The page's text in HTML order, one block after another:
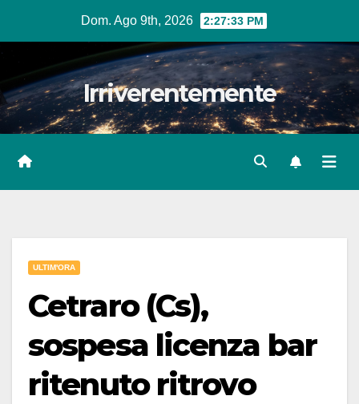
Dom. Ago 9th, 2026 2:27:35 PM
Irriverentemente
ULTIM'ORA
Cetraro (Cs),
sospesa licenza bar
ritenuto ritrovo